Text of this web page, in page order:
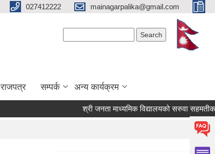
027412222 mainagarpalika@gmail.com
राजपत्र सम्पर्क अन्य कार्यक्रम
श्री जनता माध्यमिक विद्यालयको सरुवा सहमतीका